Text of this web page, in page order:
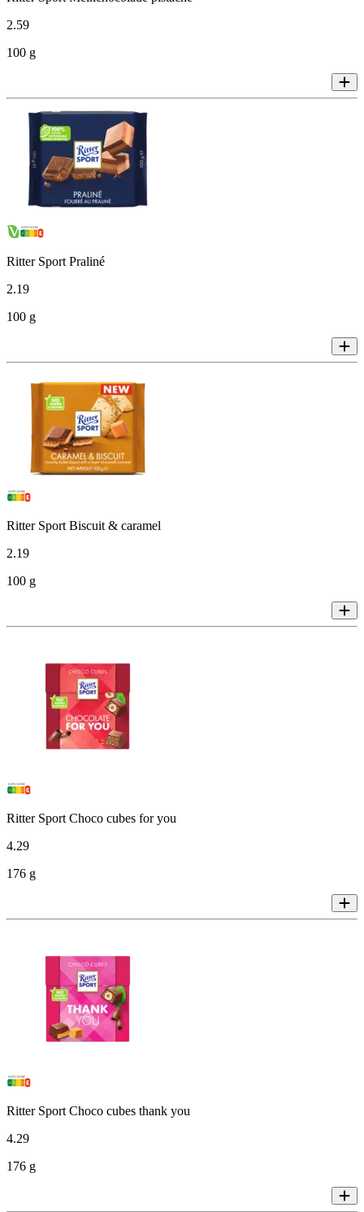
2.59
100 g
Ritter Sport Praliné
2.19
100 g
Ritter Sport Biscuit & caramel
2.19
100 g
Ritter Sport Choco cubes for you
4.29
176 g
Ritter Sport Choco cubes thank you
4.29
176 g